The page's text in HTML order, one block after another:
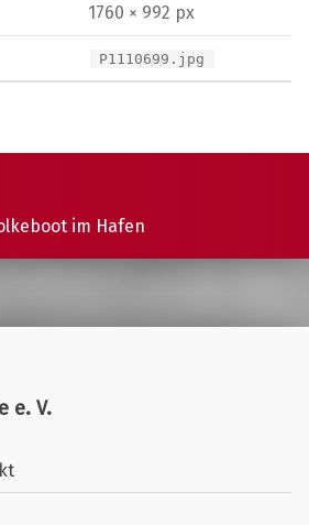
1760 × 992 px
P1110699.jpg
im Hafen
e. V.